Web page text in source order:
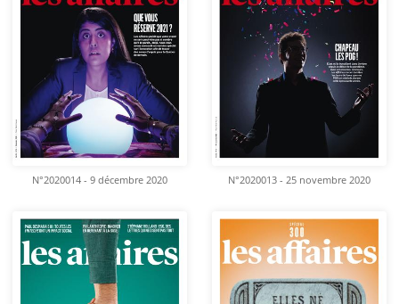
N°2020014 - 9 décembre 2020 N°2020013 - 25 novembre 2020